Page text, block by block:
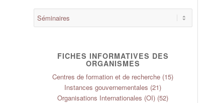
FICHES INFORMATIVES DES
ORGANISMES
Centres de formation et de recherche (15)
Instances gouvernementales (21)
Organisations Internationales (OI) (52)